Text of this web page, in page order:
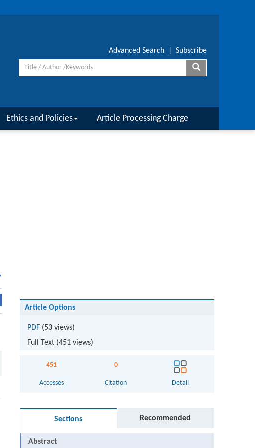
Advanced Search Subscribe
Ethics and Policies Article Processing Charge
Article Options
PDF(53 views)
Full Text (451views)
451
Accesses
0
Citation Detail
Sections Recommended
Abstract